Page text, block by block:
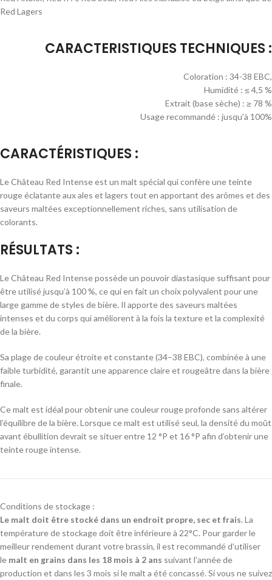
Red Lagers
CARACTERISTIQUES TECHNIQUES :
Coloration : 34-38 EBC,
Humidité : ≤ 4,5 %
Extrait (base sèche) : ≥ 78 %
Usage recommandé : jusqu’à 100%
CARACTÉRISTIQUES :
Le Château Red Intense est un malt spécial qui confère une teinte
rouge éclatante aux ales et lagers tout en apportant des arômes et des
saveurs maltées exceptionnellement riches, sans utilisation de
colorants.
RÉSULTATS :
Le Château Red Intense possède un pouvoir diastasique suffisant pour
être utilisé jusqu’à 100 %, ce qui en fait un choix polyvalent pour une
large gamme de styles de bière. Il apporte des saveurs maltées
intenses et du corps qui améliorent à la fois la texture et la complexité
de la bière.
Sa plage de couleur étroite et constante (34–38 EBC), combinée à une
faible turbidité, garantit une apparence claire et rougeâtre dans la bière
finale.
Ce malt est idéal pour obtenir une couleur rouge profonde sans altérer
l’équilibre de la bière. Lorsque ce malt est utilisé seul, la densité du moût
avant ébullition devrait se situer entre 12 °P et 16 °P afin d’obtenir une
teinte rouge intense.
Conditions de stockage :
Le malt doit être stocké dans un endroit propre, sec et frais. La
température de stockage doit être inférieure à 22°C. Pour garder le
meilleur rendement durant votre brassin, il est recommandé d’utiliser
le malt en grains dans les 18 mois à 2 ans suivant l’année de
production et dans les 3 mois si le malt a été concassé. Si vous ne suivez